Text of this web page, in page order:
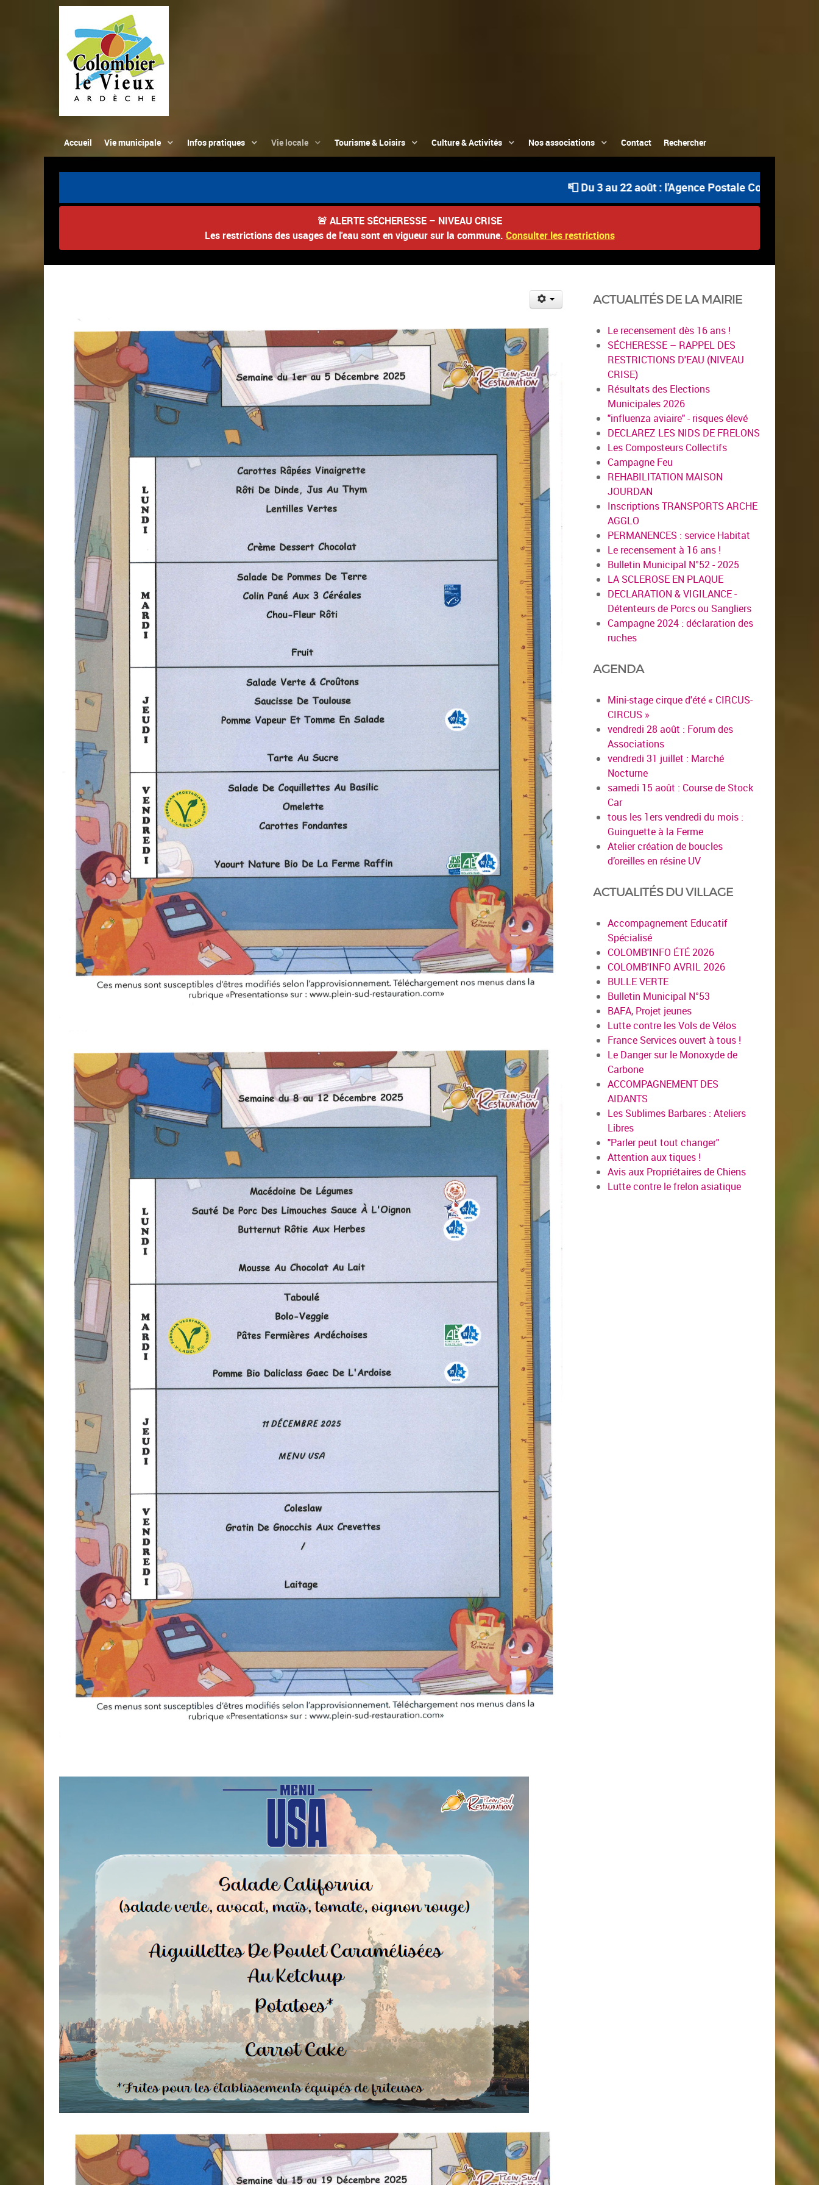
Accueil Vie municipale Infos pratiques Vie locale Tourisme & Loisirs Culture & Activités Nos associations Contact Rechercher
📮 Du 3 au 22 août : l'Agence Postale Communale est ouverte
🚨 ALERTE SÉCHERESSE – NIVEAU CRISE
Les restrictions des usages de l'eau sont en vigueur sur la commune. Consulter les restrictions
ACTUALITÉS DE LA MAIRIE
Le recensement dès 16 ans !
SÉCHERESSE – RAPPEL DES
RESTRICTIONS D'EAU (NIVEAU
CRISE)
Résultats des Elections
Municipales 2026
"influenza aviaire" - risques élevé
DECLAREZ LES NIDS DE FRELONS
Les Composteurs Collectifs
Campagne Feu
REHABILITATION MAISON
JOURDAN
Inscriptions TRANSPORTS ARCHE
AGGLO
PERMANENCES : service Habitat
Le recensement à 16 ans !
Bulletin Municipal N°52 - 2025
LA SCLEROSE EN PLAQUE
DECLARATION & VIGILANCE -
Détenteurs de Porcs ou Sangliers
Campagne 2024 : déclaration des
ruches
AGENDA
Mini-stage cirque d'été « CIRCUS-
CIRCUS »
vendredi 28 août : Forum des
Associations
vendredi 31 juillet : Marché
Nocturne
samedi 15 août : Course de Stock
Car
tous les 1ers vendredi du mois :
Guinguette à la Ferme
Atelier création de boucles
d’oreilles en résine UV
ACTUALITÉS DU VILLAGE
Accompagnement Educatif
Spécialisé
COLOMB'INFO ÉTÉ 2026
COLOMB'INFO AVRIL 2026
BULLE VERTE
Bulletin Municipal N°53
BAFA, Projet jeunes
Lutte contre les Vols de Vélos
France Services ouvert à tous !
Le Danger sur le Monoxyde de
Carbone
ACCOMPAGNEMENT DES
AIDANTS
Les Sublimes Barbares : Ateliers
Libres
"Parler peut tout changer"
Attention aux tiques !
Avis aux Propriétaires de Chiens
Lutte contre le frelon asiatique